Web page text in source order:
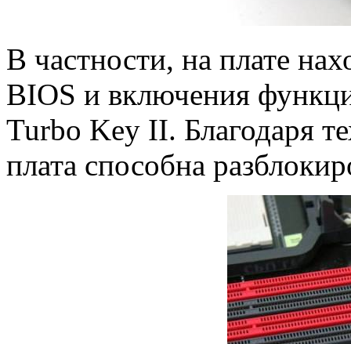
В частности, на плате
BIOS и включения
Turbo Key II. Благодаря
плата способна